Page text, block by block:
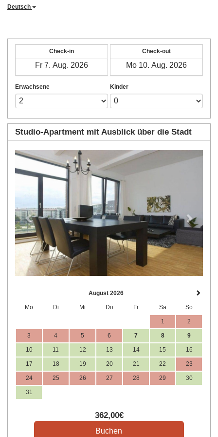
Deutsch
Check-in Check-out
Erwachsene Kinder
Studio-Apartment mit Ausblick über die Stadt
Previous Next
August 2026
Mo Di Mi Do Fr Sa So
1 2
3 4 5 6 7 8 9
10 11 12 13 14 15 16
17 18 19 20 21 22 23
24 25 26 27 28 29 30
31
362,00€